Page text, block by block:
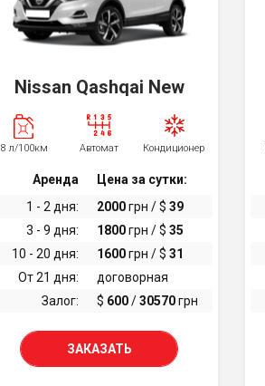
Nissan Qashqai New
8 л/100км Автомат Кондиционер
Аренда
Цена за сутки:
1 - 2 дня:
2000грн / $ 39
3 - 9 дня:
1800грн / $ 35
10 - 20 дня:
1600грн / $ 31
От 21 дня:
договорная
Залог:
$ 600/30570грн
ЗАКАЗАТЬ